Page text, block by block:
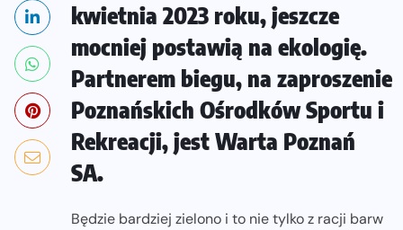
kwietnia 2023 roku, jeszcze
mocniej postawią na ekologię.
Partnerem biegu, na zaproszenie
Poznańskich Ośrodków Sportu i
Rekreacji, jest Warta Poznań
SA.
Będzie bardziej zielono i to nie tylko z racji barw